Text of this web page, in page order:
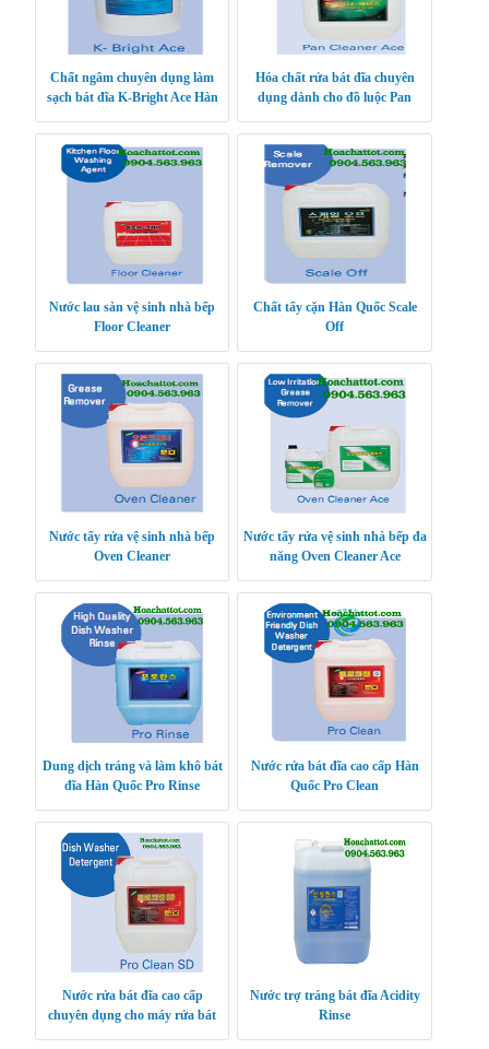
Chất ngâm chuyên dụng làm
sạch bát đĩa K-Bright Ace Hàn
Hóa chất rửa bát đĩa chuyên
dụng dành cho đồ luộc Pan
Nước lau sàn vệ sinh nhà bếp
Floor Cleaner
Chất tẩy cặn Hàn Quốc Scale
Off
Nước tẩy rửa vệ sinh nhà bếp
Oven Cleaner
Nước tẩy rửa vệ sinh nhà bếp đa
năng Oven Cleaner Ace
Dung dịch tráng và làm khô bát
đĩa Hàn Quốc Pro Rinse
Nước rửa bát đĩa cao cấp Hàn
Quốc Pro Clean
Nước rửa bát đĩa cao cấp
chuyên dụng cho máy rửa bát
Nước trợ tráng bát đĩa Acidity
Rinse